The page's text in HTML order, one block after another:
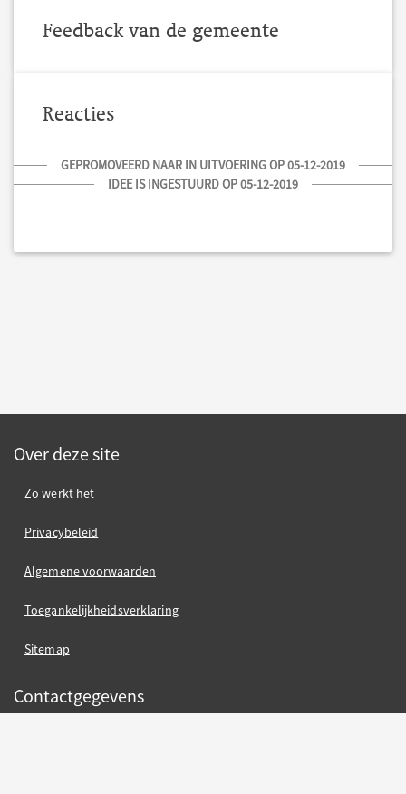
Feedback van de gemeente
Reacties
GEPROMOVEERD NAAR IN UITVOERING OP 05-12-2019
IDEE IS INGESTUURD OP 05-12-2019
Over deze site
Zo werkt het
Privacybeleid
Algemene voorwaarden
Toegankelijkheidsverklaring
Sitemap
Contactgegevens